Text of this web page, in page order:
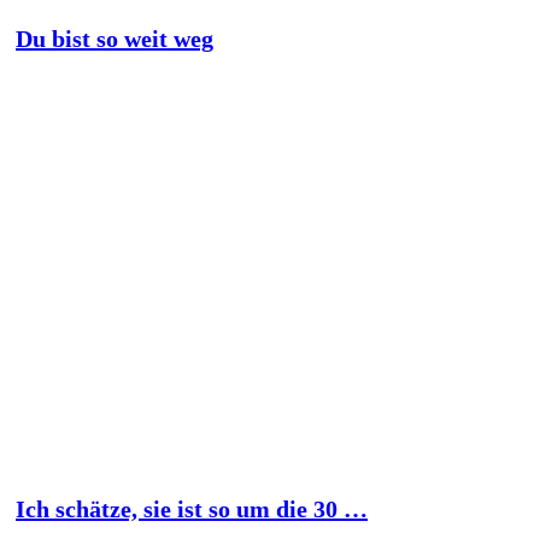
Du bist so weit weg
Ich schätze, sie ist so um die 30 …